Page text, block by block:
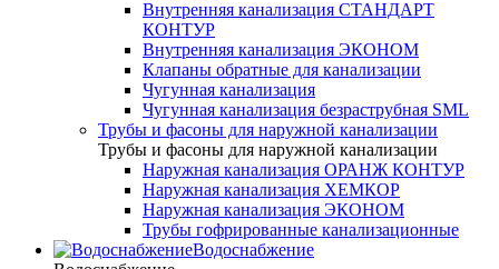
Внутренняя канализация СТАНДАРТ
КОНТУР
Внутренняя канализация ЭКОНОМ
Клапаны обратные для канализации
Чугунная канализация
Чугунная канализация безраструбная SML
Трубы и фасоны для наружной канализации
Трубы и фасоны для наружной канализации
Наружная канализация ОРАНЖ КОНТУР
Наружная канализация ХЕМКОР
Наружная канализация ЭКОНОМ
Трубы гофрированные канализационные
Водоснабжение